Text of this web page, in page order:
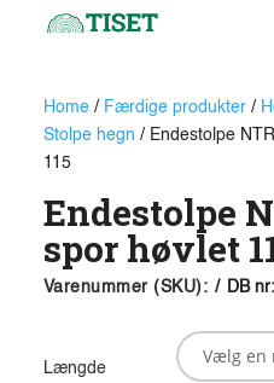
Home/ Færdige produkter/
Stolpe hegn / Endestolpe
115
Endestolpe
spor høvlet
Varenummer (SKU): / DB nr:
Længde